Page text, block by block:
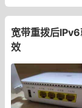
宽带重拨后
效